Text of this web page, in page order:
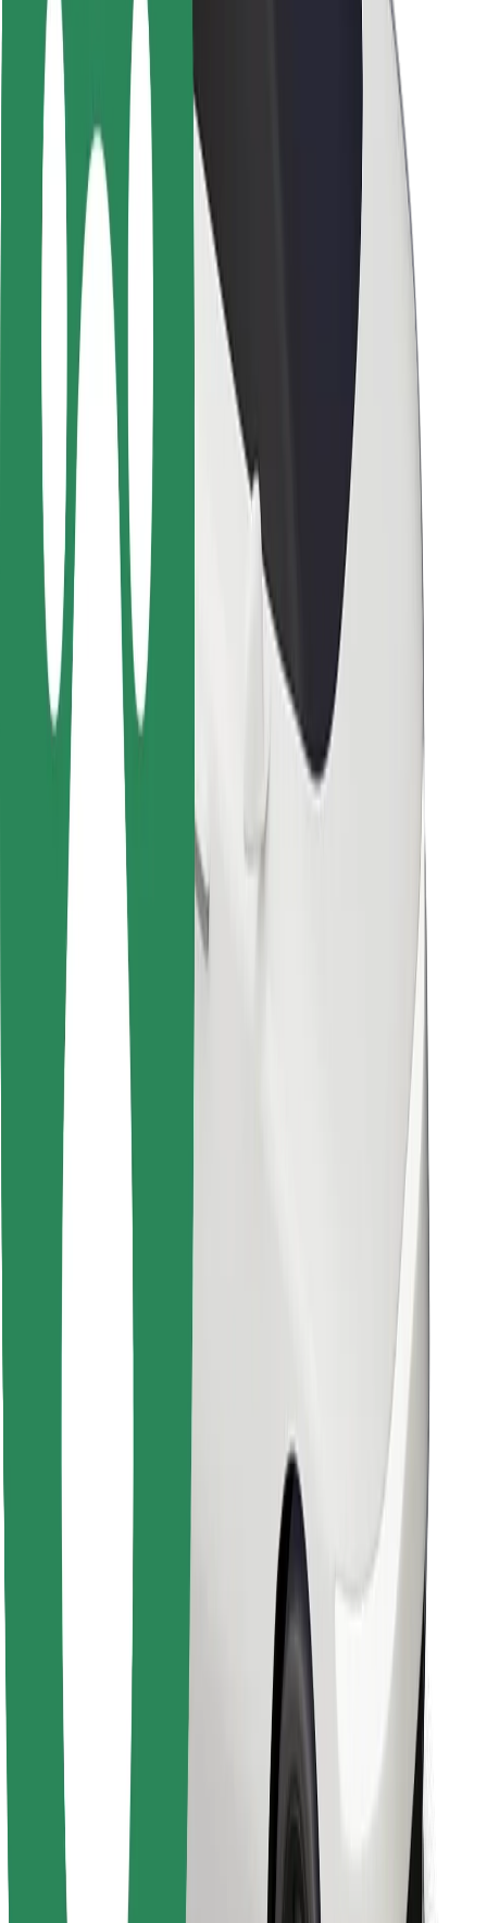
Seguridad para usuarios
Seguridad para conductores
Seguridad para patinetes
Safety Lab
Ciudades
Dónde estamos
Soluciones para las ciudades
Aeropuertos
Estaciones de carga de Bolt
Soporte
Para usuarios
Para conductores
Para repartidores
Bolt Food
Para propietarios de flota
Para restaurantes
Bolt para empresas
Otros
Proveedores
Términos y Condiciones
Cookies
¡Conseguí un viaje en minutos!
Descargar la app de Bolt
Encontrá tu comida favorita
Descargar la app de Bolt Food